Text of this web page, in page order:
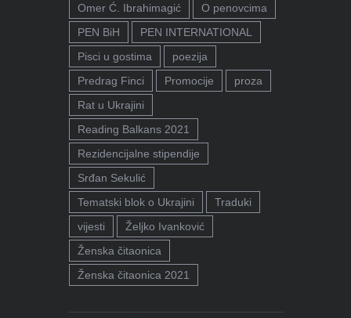
Omer Ć. Ibrahimagić
O penovcima
PEN BiH
PEN INTERNATIONAL
Pisci u gostima
poezija
Predrag Finci
Promocije
proza
Rat u Ukrajini
Reading Balkans 2021
Rezidencijalne stipendije
Srđan Sekulić
Tematski blok o Ukrajini
Traduki
vijesti
Željko Ivanković
Ženska čitaonica
Ženska čitaonica 2021